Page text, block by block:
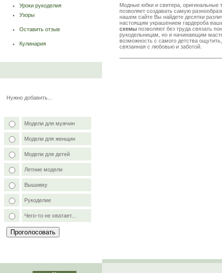
Уроки рукоделия
Узоры
Оставить отзыв
Кулинария
Нужно добавить...
Модели для мужчин
Модели для женщин
Модели для детей
Летние модели
Вышивку
Рукоделие
Чего-то не хватает...
Модные юбки и свитера, оригинальные
позволяет создавать самую
нашем сайте Вы найдете десятки
настоящим украшением гардероба
схемы позволяют без труда связать
рукодельницам, но и начинающим
возможность с самого детства
связанная с любовью и заботой.